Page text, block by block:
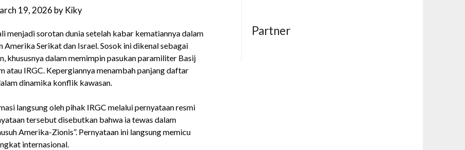
19, 2026 by Kiky
menjadi sorotan dunia setelah kabar kematiannya dalam
Serikat dan Israel. Sosok ini dikenal sebagai
khususnya dalam memimpin pasukan paramiliter Basij
atau IRGC. Kepergiannya menambah panjang daftar
dinamika konflik kawasan.
langsung oleh pihak IRGC melalui pernyataan resmi
tersebut disebutkan bahwa ia tewas dalam
Amerika-Zionis”. Pernyataan ini langsung memicu
internasional.
Partner